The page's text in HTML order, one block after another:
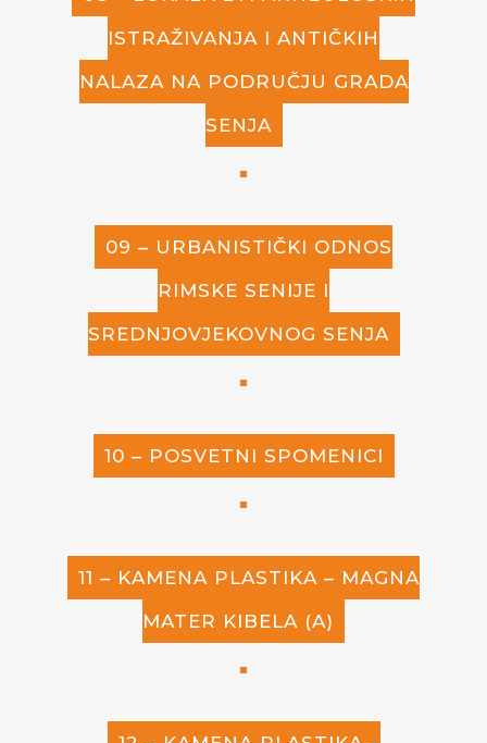
ISTRAŽIVANJA I ANTIČKIH
NALAZA NA PODRUČJU GRADA
SENJA
09 – URBANISTIČKI ODNOS
RIMSKE SENIJE I
SREDNJOVJEKOVNOG SENJA
10 – POSVETNI SPOMENICI
11 – KAMENA PLASTIKA – MAGNA
MATER KIBELA (A)